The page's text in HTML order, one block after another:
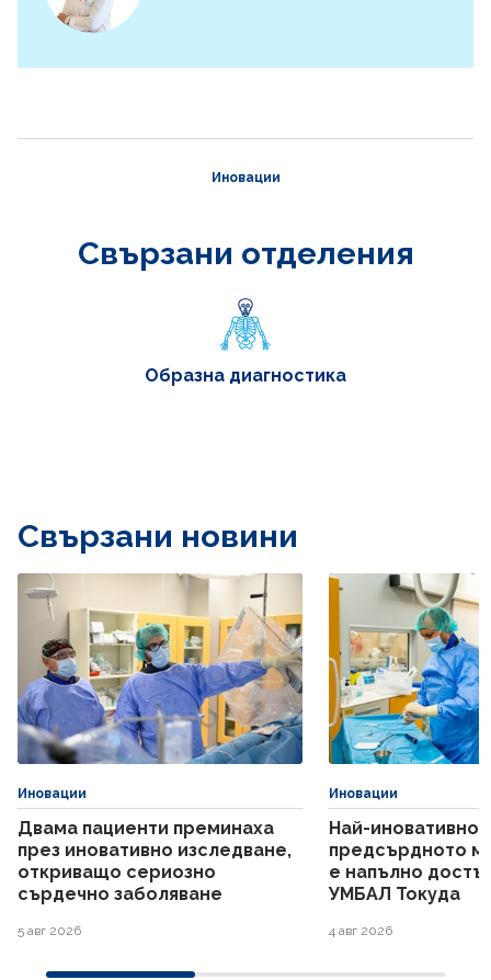
Иновации
Свързани отделения
Образна диагностика
Свързани новини
Иновации
Двама пациенти преминаха
през иновативно изследване,
откриващо сериозно
сърдечно заболяване
5 авг 2026
Иновации
Най-
предсърдното
е напълно
УМБАЛ Токуда
4 авг 2026